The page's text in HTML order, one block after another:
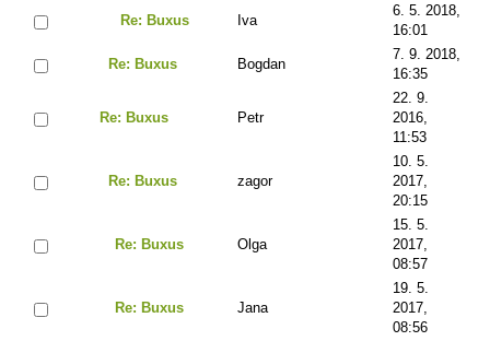
Re: Buxus Iva
6. 5. 2018,
16:01
Re: Buxus Bogdan
7. 9. 2018,
16:35
Re: Buxus Petr
22. 9.
2016,
11:53
Re: Buxus zagor
10. 5.
2017,
20:15
Re: Buxus Olga
15. 5.
2017,
08:57
Re: Buxus Jana
19. 5.
2017,
08:56